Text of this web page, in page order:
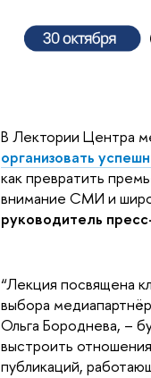
В Лектории Центра
организовать
как превратить
внимание СМИ и
руководитель
“Лекция посвящена
выбора
Ольга Бороднева, –
выстроить
публикаций,